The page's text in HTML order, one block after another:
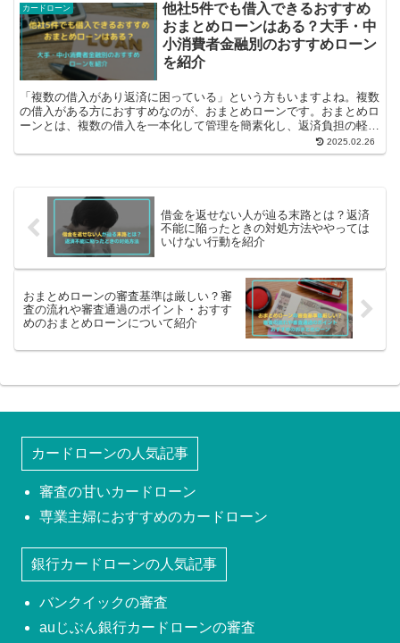
カードローン
他社5件でも借入できるおすすめ
おまとめローンはある？大手・中
小消費者金融別のおすすめローン
を紹介
「複数の借入があり返済に困っている」という方もいますよね。複数
の借入がある方におすすめなのが、おまとめローンです。おまとめロ
ーンとは、複数の借入を一本化して管理を簡素化し、返済負担の軽減
2025.02.26
借金を返せない人が辿る末路とは？返済
不能に陥ったときの対処方法ややっては
いけない行動を紹介
おまとめローンの審査基準は厳しい？審
査の流れや審査通過のポイント・おすす
めのおまとめローンについて紹介
カードローンの人気記事
審査の甘いカードローン
専業主婦におすすめのカードローン
銀行カードローンの人気記事
バンクイックの審査
auじぶん銀行カードローンの審査